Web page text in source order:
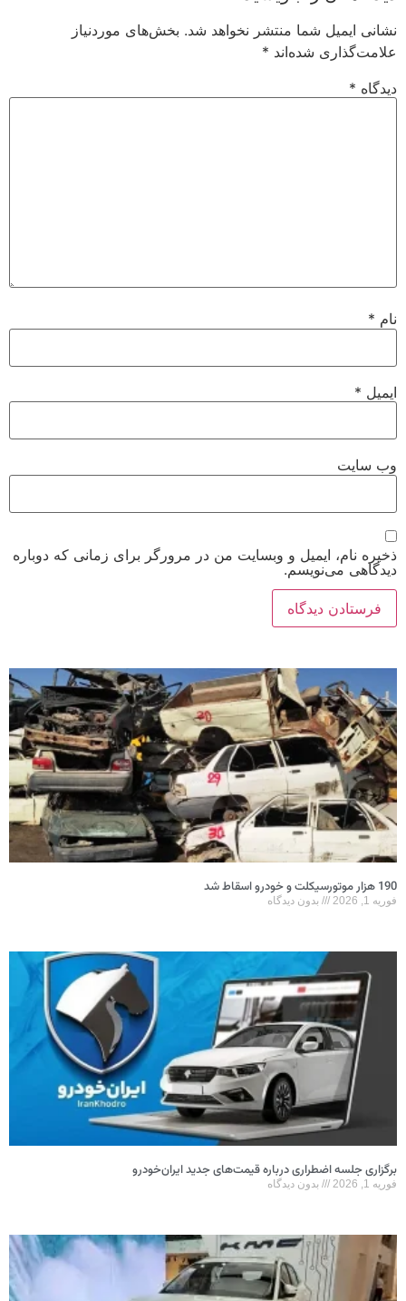
نشانی ایمیل شما منتشر نخواهد شد. بخش‌های موردنیاز
علامت‌گذاری شده‌اند*
دیدگاه*
نام*
ایمیل*
وب‌ سایت
ذخیره نام، ایمیل و وبسایت من در مرورگر برای زمانی که دوباره
دیدگاهی می‌نویسم.
190 هزار موتورسیکلت و خودرو اسقاط شد
فوریه 1, 2026 بدون دیدگاه
برگزاری جلسه اضطراری درباره قیمت‌های جدید ایران‌خودرو
فوریه 1, 2026 بدون دیدگاه